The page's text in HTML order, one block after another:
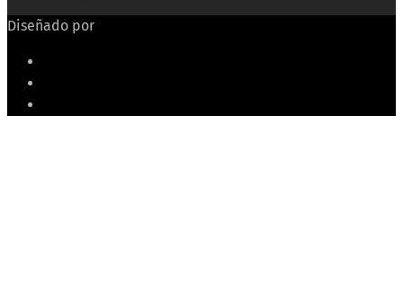
Diseñado por